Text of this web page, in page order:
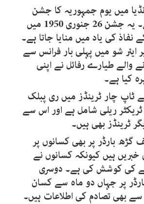
میں یوم جمہوریہ کا جشن
منایا جا رہا ہے۔ یہ جشن 26 جنوری 1950 میں
نفاذ کی یاد میں منایا جاتا ہے۔
ایئر شو میں پہلی بار فرانس سے
والے طیارے رفائل نے اپنی
کیا ہے۔
ٹاپ چار ٹرینڈز میں ری پبلک
ریلی شامل ہے اور اس سے
ٹرینڈز بھی ہیں۔
گڑھ بارڈر پر بھی کسانوں پر
ہیں کیونکہ کسانوں نے
کی کوشش کی ہے۔ دوسری
پر جہاں دو ماہ سے کسان
سے بھی تصادم کی اطلاعات ہیں۔